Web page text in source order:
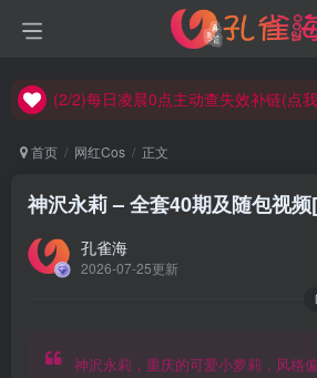
(2/2)每日凌晨0点主动查失效补链(点我演
(2/2)每日凌晨0点主动查失效补链(点我演
首页 网红Cos 正文
神沢永莉 – 全套40期及随包视
孔雀海
2026-07-25更新
神沢永莉，重庆的可爱小萝莉，风格